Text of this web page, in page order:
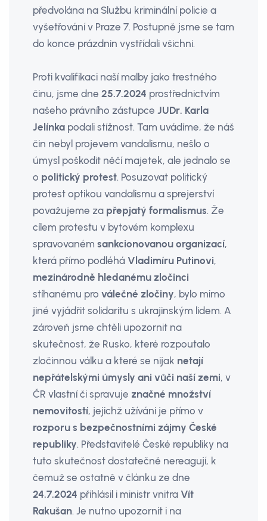
předvolána na Službu kriminální policie a
vyšetřování v Praze 7. Postupně jsme se tam
do konce prázd­nin vystřídali všichni.
Proti kvalifikaci naší malby jako trestného
činu, jsme dne 25.7.2024 prostřednictvím
našeho právního zástupce JUDr. Karla
Jelínka podali stíž­nost. Tam uvádíme, že náš
čin nebyl projevem vandalismu, nešlo o
úmysl poškodit něčí majetek, ale jednalo se
o politický protest. Posuzovat politický
protest optikou vandalismu a sprejerství
považujeme za přepjatý formalismus. Že
cílem protestu v bytovém kom­plexu
spravovaném sankcionovanou organizací,
která přímo podléhá Vladimíru Putinovi,
mezinárodně hledanému zločinci
stíhanému pro válečné zločiny, bylo mimo
jiné vyjádřit solidaritu s ukrajinským lidem. A
zároveň jsme chtěli upozornit na
skutečnost, že Rusko, které rozpoutalo
zločinnou válku a které se nijak netají
nepřátelskými úmysly ani vůči naší zemi, v
ČR vlastní či spravuje značné množství
nemovitostí, jejichž užíváni je přímo v
rozporu s bezpečnostními zájmy České
repub­liky. Představitelé České republiky na
tuto skutečnost dostatečně nereagu­jí, k
čemuž se ostatně v článku ze dne
24.7.2024 přihlásil i ministr vnitra Vít
Rakušan. Je nutno upozornit i na